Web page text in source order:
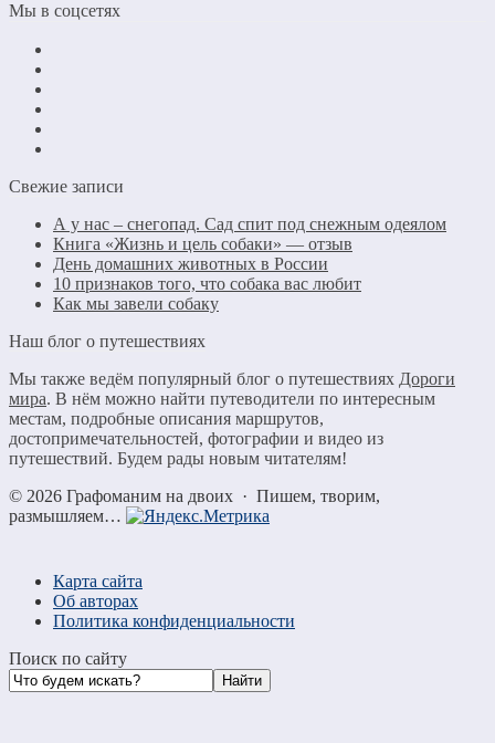
Мы в соцсетях
Свежие записи
А у нас – снегопад. Сад спит под снежным одеялом
Книга «Жизнь и цель собаки» — отзыв
День домашних животных в России
10 признаков того, что собака вас любит
Как мы завели собаку
Наш блог о путешествиях
Мы также ведём популярный блог о путешествиях Дороги
мира. В нём можно найти путеводители по интересным
местам, подробные описания маршрутов,
достопримечательностей, фотографии и видео из
путешествий. Будем рады новым читателям!
© 2026 Графоманим на двоих · Пишем, творим,
размышляем…
Карта сайта
Об авторах
Политика конфиденциальности
Поиск по сайту